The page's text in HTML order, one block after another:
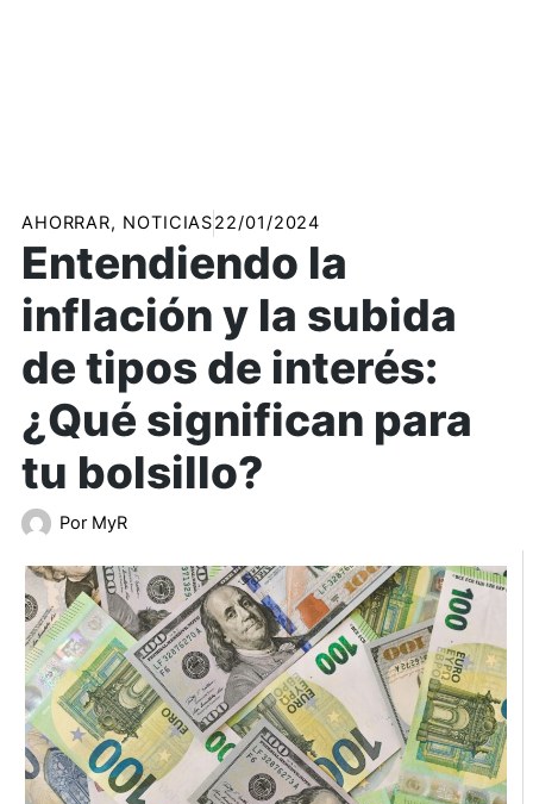
AHORRAR, NOTICIAS22/01/2024
Entendiendo la
inflación y la subida
de tipos de interés:
¿Qué significan para
tu bolsillo?
Por MyR